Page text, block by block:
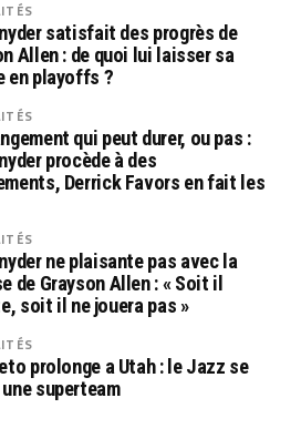
satisfait des progrès de
Allen : de quoi lui laisser sa
en playoffs ?
qui peut durer, ou pas :
procède à des
Derrick Favors en fait les
ne plaisante pas avec la
de Grayson Allen : « Soit il
soit il ne jouera pas »
prolonge a Utah : le Jazz se
superteam